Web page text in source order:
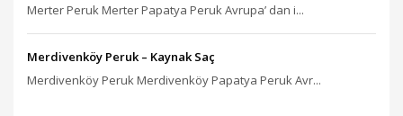
Merter Peruk Merter Papatya Peruk Avrupa’ dan i...
Merdivenköy Peruk – Kaynak Saç
Merdivenköy Peruk Merdivenköy Papatya Peruk Avr...